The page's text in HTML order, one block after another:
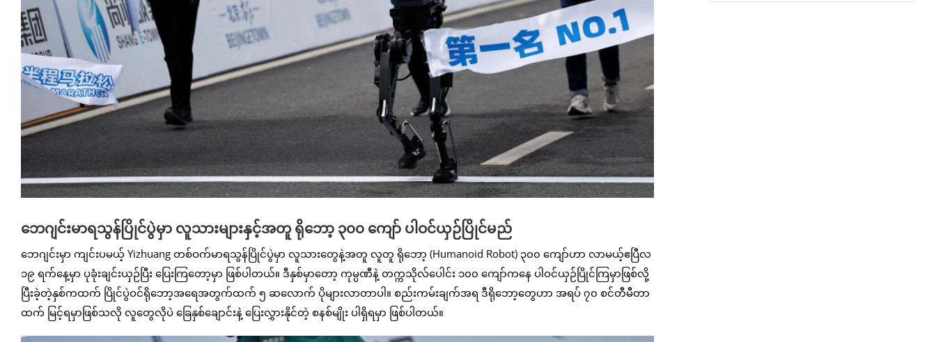
ဘေဂျင်းမာရသွန်ပြိုင်ပွဲမှာ လူသားများနှင့်အတူ ရိုဘော့ ၃၀၀ ကျော် ပါဝင်ယှဉ်ပြိုင်မည်
ဘေဂျင်းမှာ ကျင်းပမယ့် Yizhuang တစ်ဝက်မာရသွန်ပြိုင်ပွဲမှာ လူသားတွေနဲ့အတူ လူတူ ရိုဘော့ (Humanoid Robot) ၃၀၀ ကျော်ဟာ လာမယ့်ဧပြီလ
၁၉ ရက်နေ့မှာ ပုခုံးချင်းယှဉ်ပြီး ပြေးကြတော့မှာ ဖြစ်ပါတယ်။ ဒီနှစ်မှာတော့ ကုမ္ပဏီနဲ့ တက္ကသိုလ်ပေါင်း ၁၀၀ ကျော်ကနေ ပါဝင်ယှဉ်ပြိုင်ကြမှာဖြစ်လို့
ပြီးခဲ့တဲ့နှစ်ကထက် ပြိုင်ပွဲဝင်ရိုဘော့အရေအတွက်ထက် ၅ ဆလောက် ပိုများလာတာပါ။ စည်းကမ်းချက်အရ ဒီရိုဘော့တွေဟာ အရပ် ၇၀ စင်တီမီတာ
ထက် မြင့်ရမှာဖြစ်သလို လူတွေလိုပဲ ခြေနှစ်ချောင်းနဲ့ ပြေးလွှားနိုင်တဲ့ စနစ်မျိုး ပါရှိရမှာ ဖြစ်ပါတယ်။